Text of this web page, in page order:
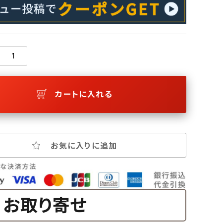
カートに入れる
お気に入りに追加
お取り寄せ